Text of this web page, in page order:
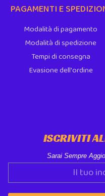
PAGAMENTI E
Modalità di pagamento
Modalità di spedizione
Tempi di consegna
Evasione dell'ordine
ISCRIVITI
Sarai Sempre